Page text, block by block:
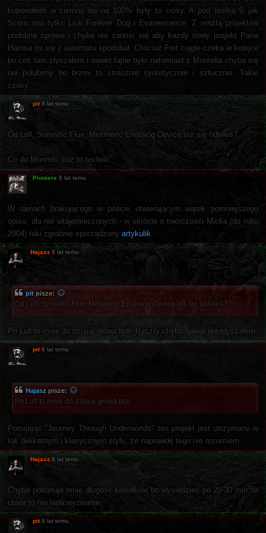
kupowałem w ciemno bo na 100% były to ciosy. A pod literką S jak
Scorn stoi tylko Lick Forever Dog i Evanescence. Z resztą projektów
podobna sprawa i chyba nie zanosi się aby każdy nowy projekt Pana
Harrisa mi się z automatu spodobał. Chociaż Fret ciągle czeka w kolejce
bo coś tam słyszałem i nawet fajne było natomiast z Monrella chyba się
nie polubimy bo brzmi to strasznie syntetycznie i sztucznie. Takie
czasy.
pit 8 lat temu
Od Lull, Somnific Flux, Mesmeric Enabling Device też się odbiłeś?
Co do Monrelli, cóż to techno.
Pioniere 8 lat temu
W ramach brakującego w poście otwierającym wątek pomniejszego
opisu, dla nie wtajemniczonych - w skrócie o twórczości Micka (do roku
2004) taki zgrabnie sporządzony artykulik
Hajasz 8 lat temu
pit pisze:
Od Lull, Somnific Flux, Mesmeric Enabling Device też się odbiłeś?
Po Lull to mnie do dzisiaj głowa boli. Reszty chyba nawet nie słyszałem.
pit 8 lat temu
Hajasz pisze:
Po Lull to mnie do dzisiaj głowa boli.
Pomijając "Journey Through Underworlds" ten projekt jest utrzymany w
tak delikatnym i klasycznym stylu, że naprawdę tego nie rozumiem.
Hajasz 8 lat temu
Chyba pokonuje mnie długość kawałków bo wysiedzieć po 20-30 min na
utwór to nie lada wyzwanie.
pit 8 lat temu